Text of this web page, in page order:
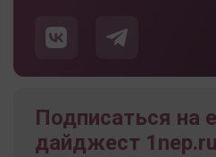
Подписаться на
дайджест 1nep.ru